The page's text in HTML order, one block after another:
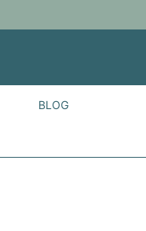
BLOG